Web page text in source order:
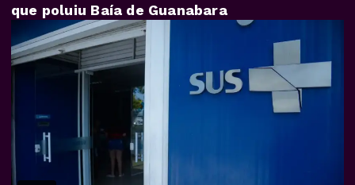
que poluiu Baía de Guanabara